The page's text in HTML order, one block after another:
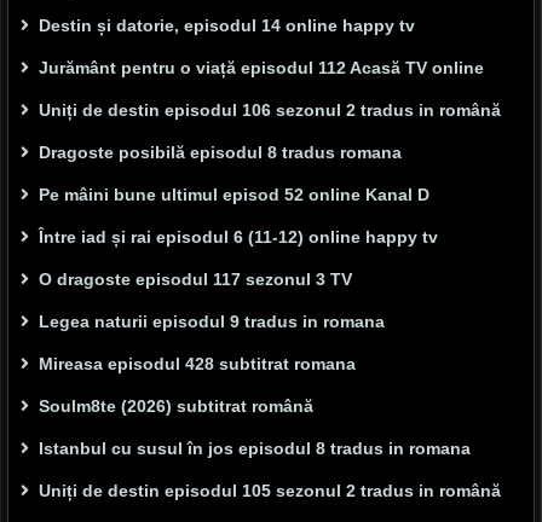
Destin și datorie, episodul 14 online happy tv
Jurământ pentru o viață episodul 112 Acasă TV online
Uniți de destin episodul 106 sezonul 2 tradus in română
Dragoste posibilă episodul 8 tradus romana
Pe mâini bune ultimul episod 52 online Kanal D
Între iad și rai episodul 6 (11-12) online happy tv
O dragoste episodul 117 sezonul 3 TV
Legea naturii episodul 9 tradus in romana
Mireasa episodul 428 subtitrat romana
Soulm8te (2026) subtitrat română
Istanbul cu susul în jos episodul 8 tradus in romana
Uniți de destin episodul 105 sezonul 2 tradus in română